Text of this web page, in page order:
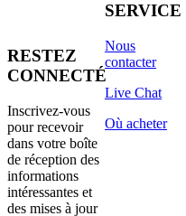
RESTEZ
CONNECTÉ
Inscrivez-vous
pour recevoir
dans votre boîte
de réception des
informations
intéressantes et
des mises à jour
SERVICE
Nous
contacter
Live Chat
Où acheter